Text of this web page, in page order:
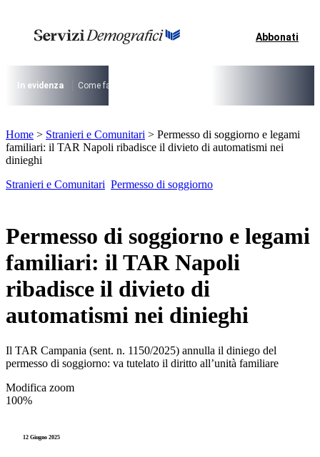
contenuto
I più cercati
Lorem ipsum dolor sit amet consectetur
Lorem ipsum dolor sit amet consectetur
Abbonati
In evidenza Come fare per …
I più cercati
Lorem ipsum dolor sit amet consectetur
Home > Stranieri e Comunitari > Permesso di soggiorno e legami
familiari: il TAR Napoli ribadisce il divieto di automatismi nei
dinieghi
Stranieri e Comunitari Permesso di soggiorno
Permesso di soggiorno e legami
familiari: il TAR Napoli
ribadisce il divieto di
automatismi nei dinieghi
Il TAR Campania (sent. n. 1150/2025) annulla il diniego del
permesso di soggiorno: va tutelato il diritto all’unità familiare
Modifica zoom
100%
12 Giugno 2025